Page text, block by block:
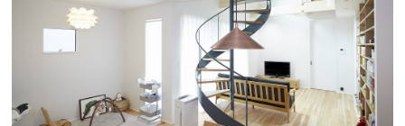
おすすめ分譲地
手間ひまかけた家づくり